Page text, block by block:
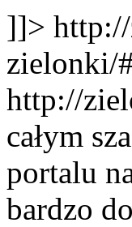
]]>
zielonki/
http://
całym
portalu
bardzo